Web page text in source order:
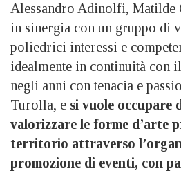
Alessandro Adinolfi, Matilde
in sinergia con un gruppo di
poliedrici interessi e
idealmente in continuità con
negli anni con tenacia e
Turolla, e si vuole occupare
valorizzare le forme d’arte
territorio attraverso
promozione di eventi, con